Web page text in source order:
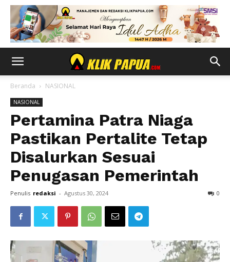
Beranda NASIONAL
NASIONAL
Pertamina Patra Niaga
Pastikan Pertalite Tetap
Disalurkan Sesuai
Penugasan Pemerintah
Penulis redaksi - Agustus 30, 2024 0